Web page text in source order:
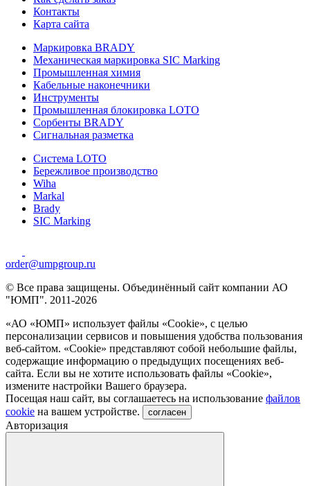
Контакты
Карта сайта
Маркировка BRADY
Механическая маркировка SIC Marking
Промышленная химия
Кабельные наконечники
Инструменты
Промышленная блокировка LOTO
Сорбенты BRADY
Сигнальная разметка
Система LOTO
Бережливое производство
Wiha
Markal
Brady
SIC Marking
order@umpgroup.ru
© Все права защищены. Объединённый сайт компании АО
"ЮМП". 2011-2026
«АО «ЮМП» использует файлы «Сookie», с целью
персонализации сервисов и повышения удобства пользования
веб-сайтом. «Cookie» представляют собой небольшие файлы,
содержащие информацию о предыдущих посещениях веб-
сайта. Если вы не хотите использовать файлы «Сookie»,
измените настройки Вашего браузера.
Посещая наш сайт, вы соглашаетесь на использование файлов
cookie на вашем устройстве. согласен
Авторизация